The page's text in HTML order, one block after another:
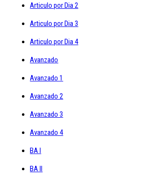
Articulo por Dia 2
Articulo por Dia 3
Articulo por Dia 4
Avanzado
Avanzado 1
Avanzado 2
Avanzado 3
Avanzado 4
BA I
BA II